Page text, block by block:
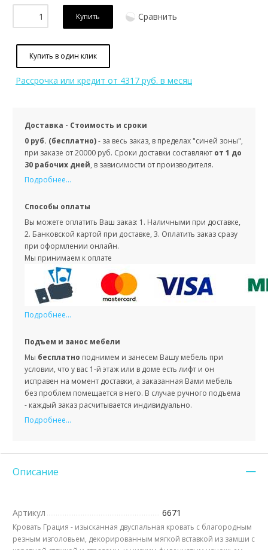
Купить Сравнить
Купить в один клик
Рассрочка или кредит от 4317 руб. в месяц
Доставка - Стоимость и сроки
0 руб. (бесплатно)- за весь заказ, в пределах "синей зоны",
при заказе от 20000 руб. Сроки доставки составляют от 1 до
30 рабочих дней, в зависимости от производителя.
Подробнее...
Способы оплаты
Вы можете оплатить Ваш заказ: 1. Наличными при доставке,
2. Банковской картой при доставке, 3. Оплатить заказ сразу
при оформлении онлайн.
Мы принимаем к оплате
Подробнее...
Подъем и занос мебели
Мы бесплатно поднимем и занесем Вашу мебель при
условии, что у вас 1-й этаж или в доме есть лифт и он
исправен на момент доставки, а заказанная Вами мебель
без проблем помещается в него. В случае ручного подъема
- каждый заказ расчитывается индивидуально.
Подробнее...
Описание
Артикул 6671
Кровать Грация - изысканная двуспальная кровать с благородным
резным изголовьем, декорированным мягкой вставкой из замши с